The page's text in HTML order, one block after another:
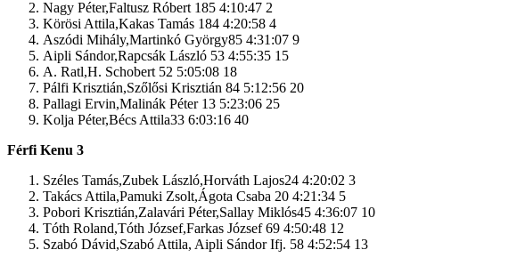
Nagy Péter,Faltusz Róbert 185 4:10:47 2
Körösi Attila,Kakas Tamás 184 4:20:58 4
Aszódi Mihály,Martinkó György85 4:31:07 9
Aipli Sándor,Rapcsák László 53 4:55:35 15
A. Ratl,H. Schobert 52 5:05:08 18
Pálfi Krisztián,Szőlősi Krisztián 84 5:12:56 20
Pallagi Ervin,Malinák Péter 13 5:23:06 25
Kolja Péter,Bécs Attila33 6:03:16 40
Férfi Kenu 3
Széles Tamás,Zubek László,Horváth Lajos24 4:20:02 3
Takács Attila,Pamuki Zsolt,Ágota Csaba 20 4:21:34 5
Pobori Krisztián,Zalavári Péter,Sallay Miklós45 4:36:07 10
Tóth Roland,Tóth József,Farkas József 69 4:50:48 12
Szabó Dávid,Szabó Attila, Aipli Sándor Ifj. 58 4:52:54 13